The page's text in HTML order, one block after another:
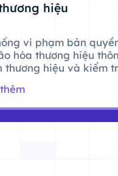
hiệu
vi phạm bản
hóa thương hiệu
thương hiệu và kiểm